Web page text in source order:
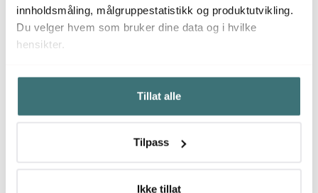
innholdsmåling, målgruppestatistikk og produktutvikling.
Du velger hvem som bruker dine data og i hvilke
hensikter.
Hvis du gir oss lov, vil vi også gjerne:
Innhente informasjon om den geografiske
beliggenheten din, som kan være nøyaktig innenfor
Identifisere enheten din ved å aktivt skanne den for
kan du lese om hvordan dine personlige
Tillat alle
Tilpass
Ikke tillat
På lager På lager
Du kanskje også liker